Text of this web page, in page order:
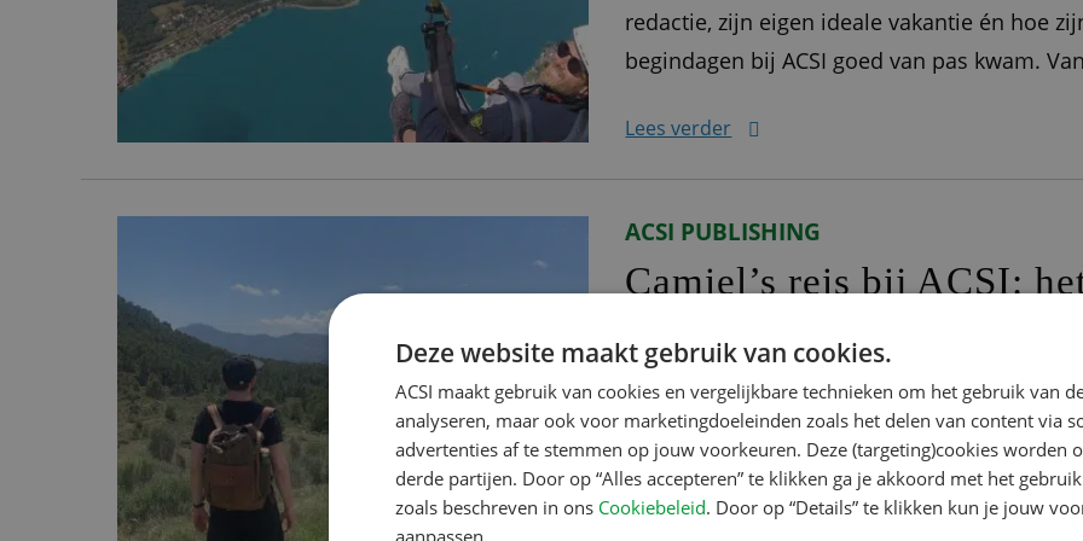
redactie, zijn eigen ideale vakantie én hoe
begindagen bij ACSI goed van pas kwam.
Lees verder
ACSI PUBLISHING
Camiel’s reis bij ACSI:
Met een achtergrond in commerciële
softwarebedrijf begon Camiel in oktober
helemaal zijn plek gevonden in het hechte
over zijn rol als productowner bij ACSI.
Deze website maakt gebruik van cookies.
ACSI maakt gebruik van cookies en vergelijkbare technieken om het gebruik van
analyseren, maar ook voor marketingdoeleinden zoals het delen van content via
advertenties af te stemmen op jouw voorkeuren. Deze (targeting)cookies worden
derde partijen. Door op “Alles accepteren” te klikken ga je akkoord met het
zoals beschreven in ons Cookiebeleid. Door op “Details” te klikken kun je jouw
aanpassen.